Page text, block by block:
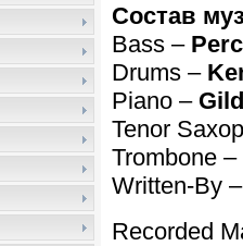
Состав
Bass –
Drums –
Piano –
Tenor
Trombone –
Written-By
Recorded